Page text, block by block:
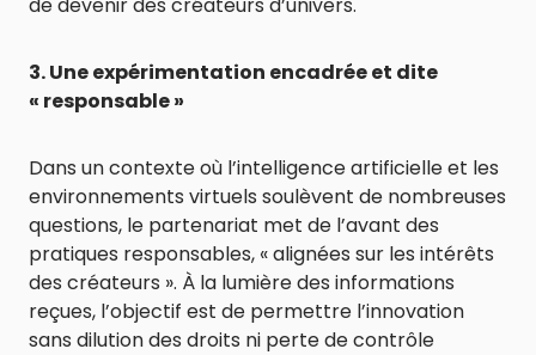
3. Une expérimentation encadrée et dite
« responsable »
Dans un contexte où l’intelligence artificielle et les
environnements virtuels soulèvent de nombreuses
questions, le partenariat met de l’avant des
pratiques responsables, « alignées sur les intérêts
des créateurs ». À la lumière des informations
reçues, l’objectif est de permettre l’innovation
sans dilution des droits ni perte de contrôle